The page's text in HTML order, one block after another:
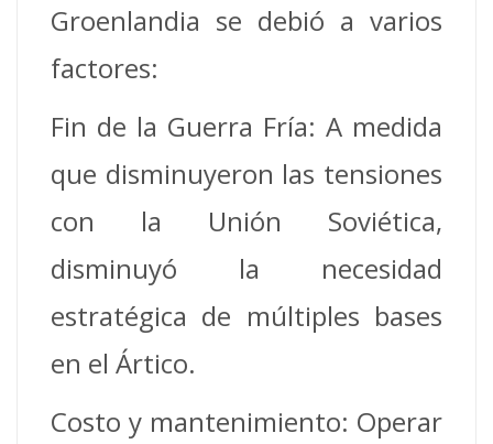
Groenlandia se debió a varios
factores:
Fin de la Guerra Fría: A medida
que disminuyeron las tensiones
con la Unión Soviética,
disminuyó la necesidad
estratégica de múltiples bases
en el Ártico.
Costo y mantenimiento: Operar